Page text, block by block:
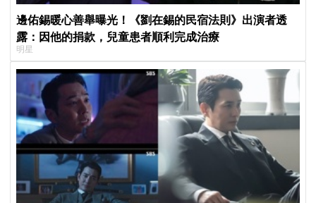
邊佑錫暖心善舉曝光！《劉在錫的民宿法則》出演者透
露：因他的捐款，兒童患者順利完成治療
明星